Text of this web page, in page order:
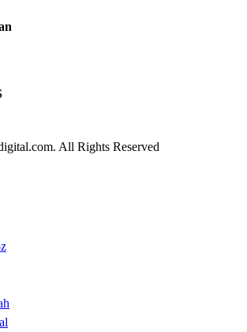
All Rights Reserved